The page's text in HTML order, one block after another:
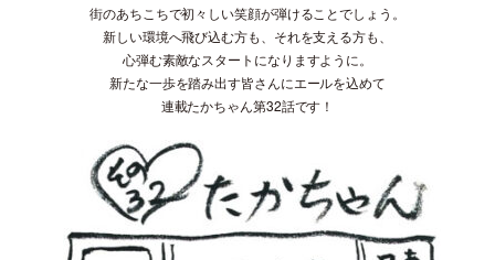
街のあちこちで初々しい笑顔が弾けることでしょう。
新しい環境へ飛び込む方も、それを支える方も、
心弾む素敵なスタートになりますように。
新たな一歩を踏み出す皆さんにエールを込めて
連載たかちゃん第32話です！